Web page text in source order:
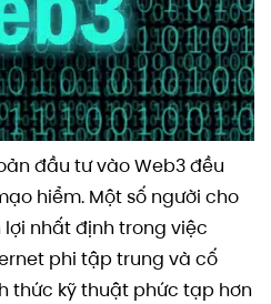
đầu tư vào Web3 đều
hiểm. Một số người cho
nhất định trong việc
phi tập trung và cố
thức kỹ thuật phức tạp hơn